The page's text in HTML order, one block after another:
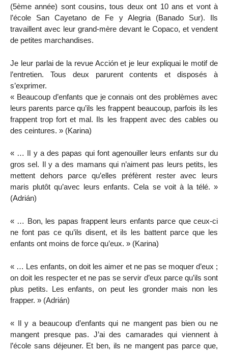
(5ème année) sont cousins, tous deux ont 10 ans et vont à
l’école San Cayetano de Fe y Alegria (Banado Sur). Ils
travaillent avec leur grand-mère devant le Copaco, et vendent
de petites marchandises.
Je leur parlai de la revue Acción et je leur expliquai le motif de
l’entretien. Tous deux parurent contents et disposés à
s’exprimer.
« Beaucoup d’enfants que je connais ont des problèmes avec
leurs parents parce qu’ils les frappent beaucoup, parfois ils les
frappent trop fort et mal. Ils les frappent avec des cables ou
des ceintures. » (Karina)
« … Il y a des papas qui font agenouiller leurs enfants sur du
gros sel. Il y a des mamans qui n’aiment pas leurs petits, les
mettent dehors parce qu’elles préfèrent rester avec leurs
maris plutôt qu’avec leurs enfants. Cela se voit à la télé. »
(Adrián)
« … Bon, les papas frappent leurs enfants parce que ceux-ci
ne font pas ce qu’ils disent, et ils les battent parce que les
enfants ont moins de force qu’eux. » (Karina)
« … Les enfants, on doit les aimer et ne pas se moquer d’eux ;
on doit les respecter et ne pas se servir d’eux parce qu’ils sont
plus petits. Les enfants, on peut les gronder mais non les
frapper. » (Adrián)
« Il y a beaucoup d’enfants qui ne mangent pas bien ou ne
mangent presque pas. J’ai des camarades qui viennent à
l’école sans déjeuner. Et ben, ils ne mangent pas parce que,